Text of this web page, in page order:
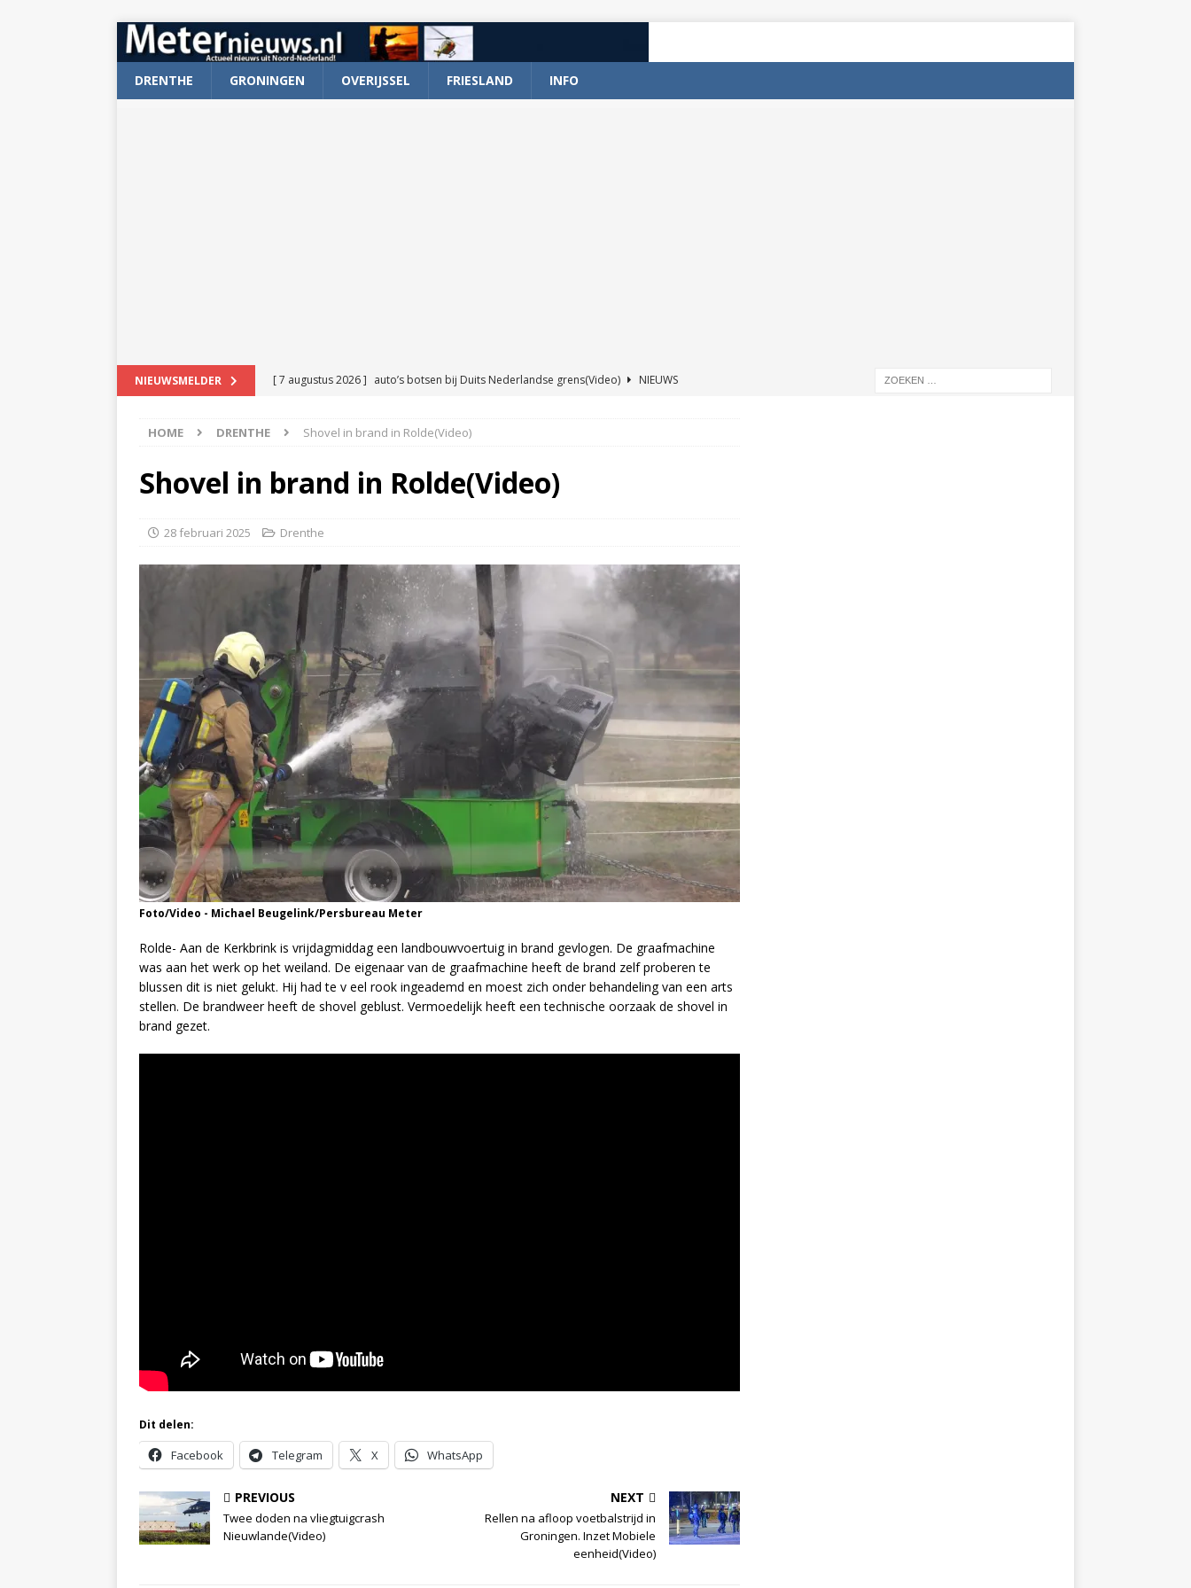
DRENTHE GRONINGEN OVERIJSSEL FRIESLAND INFO
NIEUWSMELDER [ 7 augustus 2026 ] auto’s botsen bij Duits Nederlandse grens(Video)
NIEUWS
[ 6 augustus 2026 ] Klapband en wagen met stro in de brand in Oosterhesselen(Video)
NIEUWS
Machine brand in Wijster(Video)
NIEUWS
[ 7 augustus 2026 ]
HOME DRENTHE Shovel in brand in Rolde(Video)
Shovel in brand in Rolde(Video)
28 februari 2025 Drenthe
Foto/Video - Michael Beugelink/Persbureau Meter
Rolde- Aan de Kerkbrink is vrijdagmiddag een landbouwvoertuig in brand gevlogen. De graafmachine
was aan het werk op het weiland. De eigenaar van de graafmachine heeft de brand zelf proberen te
blussen dit is niet gelukt. Hij had te v eel rook ingeademd en moest zich onder behandeling van een arts
stellen. De brandweer heeft de shovel geblust. Vermoedelijk heeft een technische oorzaak de shovel in
brand gezet.
Dit delen:
Facebook Telegram X WhatsApp
PREVIOUS
Twee doden na vliegtuigcrash
Nieuwlande(Video)
NEXT
Rellen na afloop voetbalstrijd in
Groningen. Inzet Mobiele
eenheid(Video)